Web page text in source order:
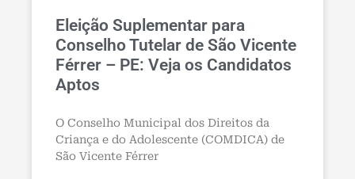
Eleição Suplementar para
Conselho Tutelar de São Vicente
Férrer – PE: Veja os Candidatos
Aptos
O Conselho Municipal dos Direitos da
Criança e do Adolescente (COMDICA) de
São Vicente Férrer